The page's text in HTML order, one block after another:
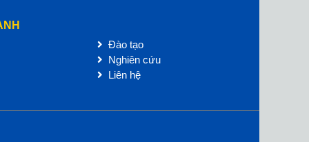
Đào tạo
Nghiên cứu
Liên hệ